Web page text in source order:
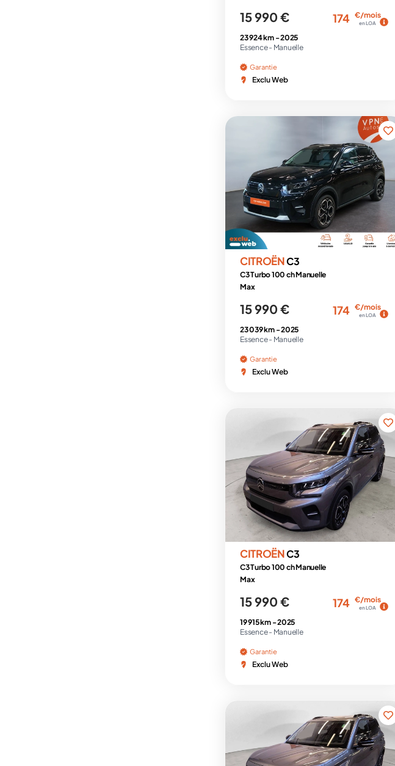
15 990 € 174 €/mois
en LOA
23 924 km -2025
Essence - Manuelle
Garantie
Exclu Web
CITROËNC3
C3 Turbo 100 ch Manuelle
Max
15 990 € 174 €/mois
en LOA
23 039 km -2025
Essence - Manuelle
Garantie
Exclu Web
CITROËNC3
C3 Turbo 100 ch Manuelle
Max
15 990 € 174 €/mois
en LOA
19 915 km -2025
Essence - Manuelle
Garantie
Exclu Web